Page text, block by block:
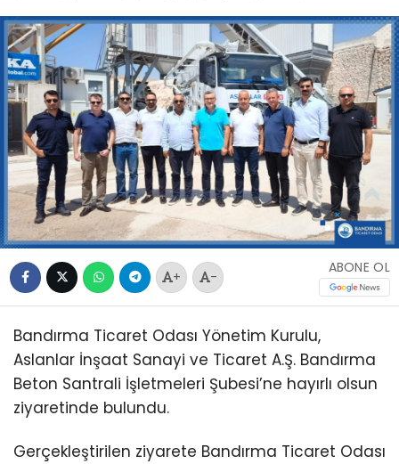
+ -
ABONE OL
Bandırma Ticaret Odası Yönetim Kurulu,
Aslanlar İnşaat Sanayi ve Ticaret A.Ş. Bandırma
Beton Santrali İşletmeleri Şubesi’ne hayırlı olsun
ziyaretinde bulundu.
Gerçekleştirilen ziyarete Bandırma Ticaret Odası